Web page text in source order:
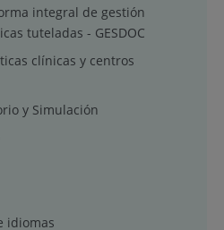
integral de gestión
tuteladas - GESDOC
clínicas y centros
y Simulación
idiomas